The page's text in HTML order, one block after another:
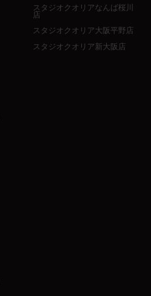
スタジオクオリアなんば桜川
店
スタジオクオリア大阪平野店
スタジオクオリア新大阪店